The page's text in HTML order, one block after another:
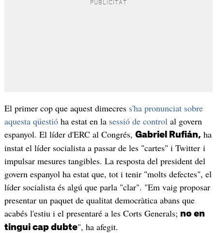
El primer cop que aquest dimecres s'ha pronunciat sobre
aquesta qüestióha estat en la sessió de control al govern
espanyol. El líder d'ERC al Congrés, Gabriel Rufián, ha
instat el líder socialista a passar de les "cartes" i Twitter i
impulsar mesures tangibles. La resposta del president del
govern espanyol ha estat que, tot i tenir "molts defectes", el
líder socialista és algú que parla "clar". "Em vaig proposar
presentar un paquet de qualitat democràtica abans que
acabés l'estiu i el presentaré a les Corts Generals; no en
tingui cap dubte", ha afegit.